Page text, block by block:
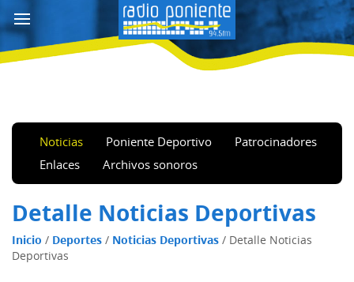
Noticias Poniente Deportivo
Patrocinadores
Enlaces
Archivos sonoros
Detalle Noticias Deportivas
Inicio / Deportes / Noticias Deportivas / Detalle Noticias
Deportivas